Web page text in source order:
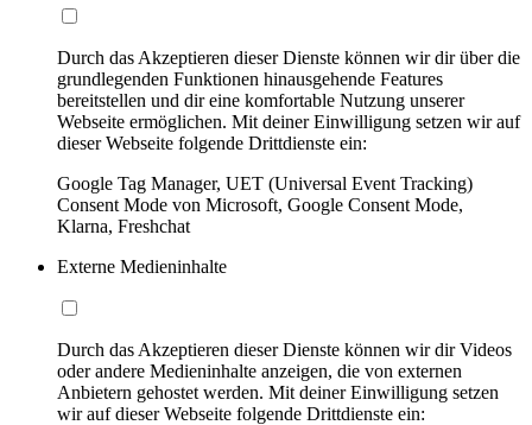
Durch das Akzeptieren dieser Dienste können wir dir über die
grundlegenden Funktionen hinausgehende Features
bereitstellen und dir eine komfortable Nutzung unserer
Webseite ermöglichen. Mit deiner Einwilligung setzen wir auf
dieser Webseite folgende Drittdienste ein:
Google Tag Manager, UET (Universal Event Tracking)
Consent Mode von Microsoft, Google Consent Mode,
Klarna, Freshchat
Externe Medieninhalte
Durch das Akzeptieren dieser Dienste können wir dir Videos
oder andere Medieninhalte anzeigen, die von externen
Anbietern gehostet werden. Mit deiner Einwilligung setzen
wir auf dieser Webseite folgende Drittdienste ein: